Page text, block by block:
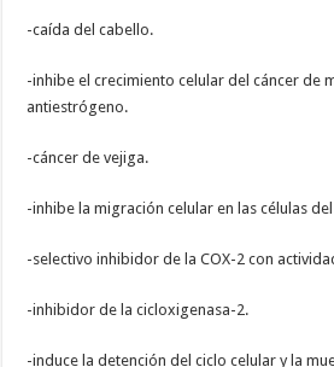
-caída del cabello.
-inhibe el crecimiento celular del cáncer de
antiestrógeno.
-cáncer de vejiga.
-inhibe la migración celular en las células
-selectivo inhibidor de la COX-2 con
-inhibidor de la cicloxigenasa-2.
-induce la detención del ciclo celular y la